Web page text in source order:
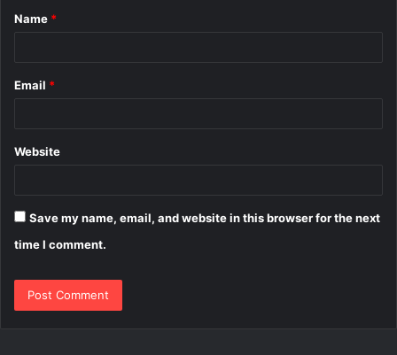
*
Name *
Email *
Website
Save my name, email, and website in this browser for the next
time I comment.